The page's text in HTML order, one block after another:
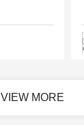
VIEW MORE